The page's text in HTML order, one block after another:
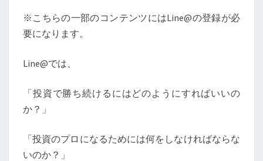
※こちらの一部のコンテンツにはLine@の登録が必
要になります。
Line@では、
「投資で勝ち続けるにはどのようにすればいいの
か？」
「投資のプロになるためには何をしなければならな
いのか？」